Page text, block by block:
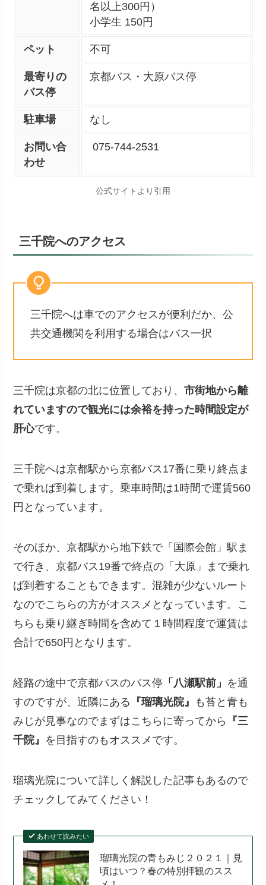
名以上300円）
小学生 150円
ペット 不可
最寄りの
バス停
京都バス・大原バス停
駐車場 なし
お問い合
わせ
075-744-2531
公式サイトより引用
三千院へのアクセス
三千院へは車でのアクセスが便利だか、公
共交通機関を利用する場合はバス一択
三千院は京都の北に位置しており、市街地から離
れていますので観光には余裕を持った時間設定が
肝心です。
三千院へは京都駅から京都バス17番に乗り終点ま
で乗れば到着します。乗車時間は1時間で運賃560
円となっています。
そのほか、京都駅から地下鉄で「国際会館」駅ま
で行き、京都バス19番で終点の「大原」まで乗れ
ば到着することもできます。混雑が少ないルート
なのでこちらの方がオススメとなっています。こ
ちらも乗り継ぎ時間を含めて１時間程度で運賃は
合計で650円となります。
経路の途中で京都バスのバス停 「八瀬駅前」 を通
すのですが、近隣にある
『瑠璃光院』
も苔と青も
みじが見事なのでまずはこちらに寄ってから
『三
千院』 を目指すのもオススメです。
瑠璃光院について詳しく解説した記事もあるので
チェックしてみてください！
あわせて読みたい
瑠璃光院の青もみじ２０２１｜見
頃はいつ？春の特別拝観のスス